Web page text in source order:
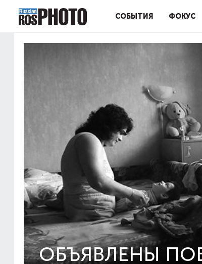
СОБЫТИЯ ФОКУС
ОБЪЯВЛЕНЫ